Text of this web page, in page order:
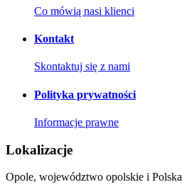
Co mówią nasi klienci
Kontakt
Skontaktuj się z nami
Polityka prywatności
Informacje prawne
Lokalizacje
Opole, województwo opolskie i Polska